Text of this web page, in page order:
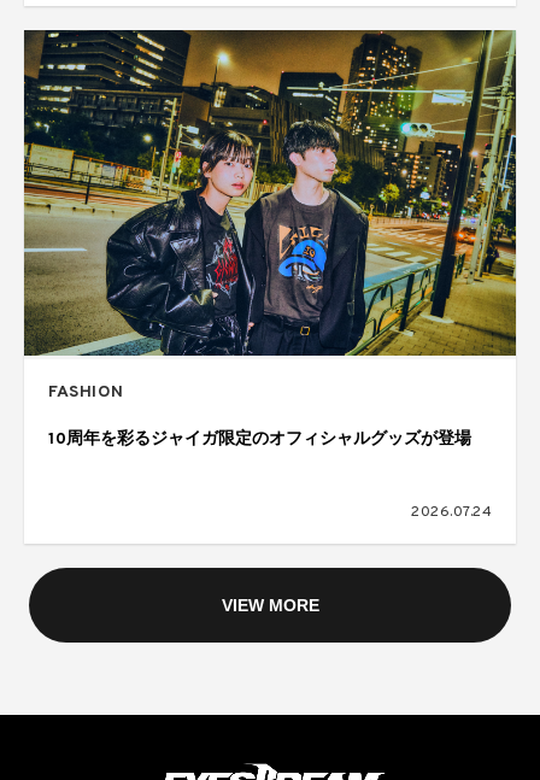
FASHION
10周年を彩るジャイガ限定のオフィシャルグッズが登場
2026.07.24
VIEW MORE